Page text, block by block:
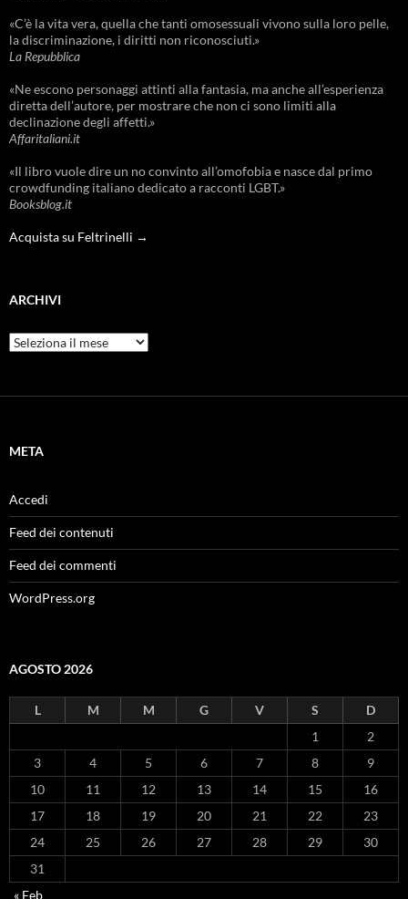
«C’è la vita vera, quella che tanti omosessuali vivono sulla loro pelle,
la discriminazione, i diritti non riconosciuti.»
La Repubblica
«Ne escono personaggi attinti alla fantasia, ma anche all’esperienza
diretta dell’autore, per mostrare che non ci sono limiti alla
declinazione degli affetti.»
Affaritaliani.it
«Il libro vuole dire un no convinto all’omofobia e nasce dal primo
crowdfunding italiano dedicato a racconti LGBT.»
Booksblog.it
Acquista su Feltrinelli →
ARCHIVI
Archivi
META
Accedi
Feed dei contenuti
Feed dei commenti
WordPress.org
AGOSTO 2026
L M M G V S
D
1
2
3
4 5 6 7 8
9
10
11 12 13 14 15
16
17
18 19 20 21 22
23
24
25 26 27 28 29
30
31
« Feb